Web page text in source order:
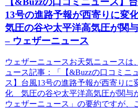
13号の進路予報が西寄りに変
気圧の谷や太平洋高気圧が関
– ウェザーニュース
ウェザーニュースお天気ニュースは
ュース記事：「【&Buzzの口コミニ
ス】台風13号の進路予報が西寄りに
化 気圧の谷や太平洋高気圧が関与
ウェザーニュース」の要約ですが、